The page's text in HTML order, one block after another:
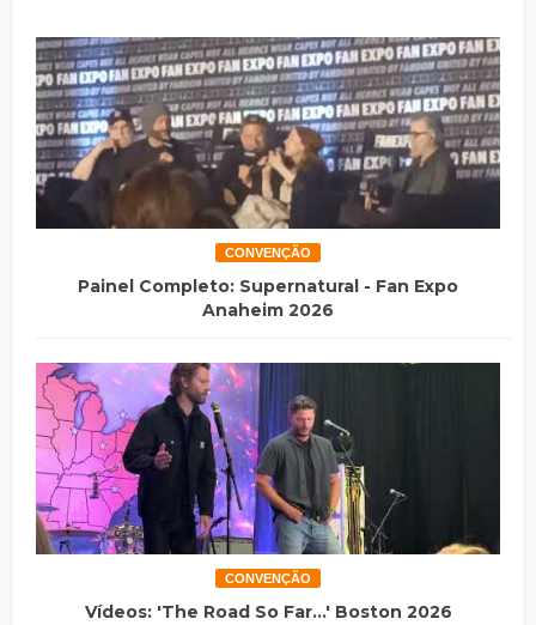
CONVENÇÃO
Painel Completo: Supernatural - Fan Expo
Anaheim 2026
CONVENÇÃO
Vídeos: 'The Road So Far...' Boston 2026